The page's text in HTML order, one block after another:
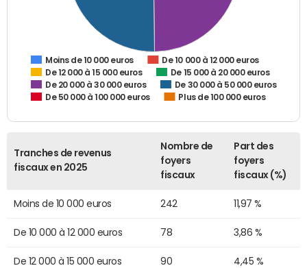
Moins de 10 000 euros
De 10 000 à 12 000 euros
De 12 000 à 15 000 euros
De 15 000 à 20 000 euros
De 20 000 à 30 000 euros
De 30 000 à 50 000 euros
De 50 000 à 100 000 euros
Plus de 100 000 euros
Tranches de revenus
fiscaux en 2025
Nombre de
foyers
fiscaux
Part des
foyers
fiscaux (%)
Moins de 10 000 euros 242 11,97 %
De 10 000 à 12 000 euros 78 3,86 %
De 12 000 à 15 000 euros 90 4,45 %